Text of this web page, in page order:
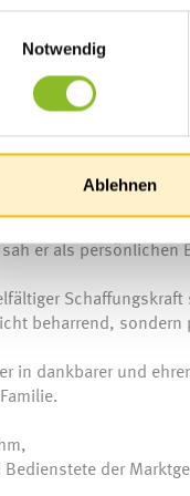
Notwendig
Ablehnen
Wohle der
für junge
Mesnerhaus zog
eingerichtet. Die
renoviert. Auch
seiner Ägide als
lag stets der
Herbert Spieler
er als
beharrend, sondern
in dankbarer und
der